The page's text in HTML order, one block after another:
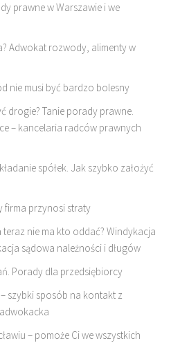
prawne w Warszawie i we
Adwokat rozwody, alimenty w
nie musi być bardzo bolesny
drogie? Tanie porady prawne.
– kancelaria radców prawnych
spółek. Jak szybko założyć
firma przynosi straty
teraz nie ma kto oddać? Windykacja
sądowa należności i długów
Porady dla przedsiębiorcy
szybki sposób na kontakt z
– pomoże Ci we wszystkich